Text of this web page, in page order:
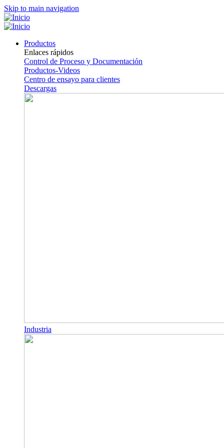
Skip to main navigation
Productos
Enlaces rápidos
Control de Proceso y Documentación
Productos-Videos
Centro de ensayo para clientes
Descargas
Industria